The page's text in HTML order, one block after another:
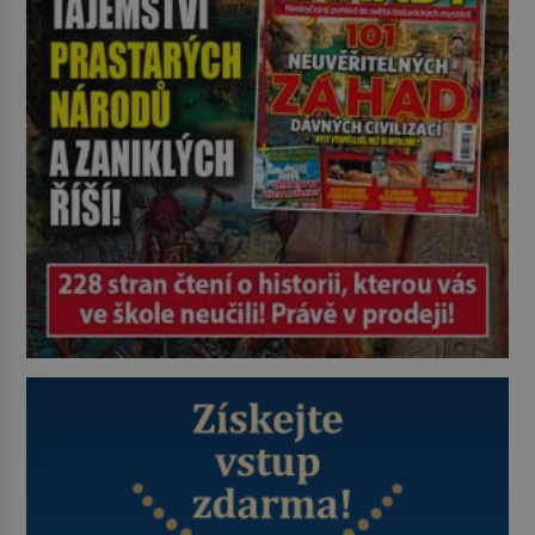
založené v roce 1555. Pokud jde o
vztah k Židům, nemá se Řím čím
chlubit. […]